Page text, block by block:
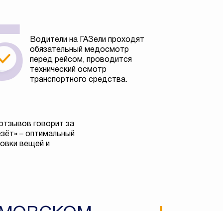
Водители на ГАЗели проходят
обязательный медосмотр
перед рейсом, проводится
технический осмотр
транспортного средства.
говорит за
– оптимальный
вещей и